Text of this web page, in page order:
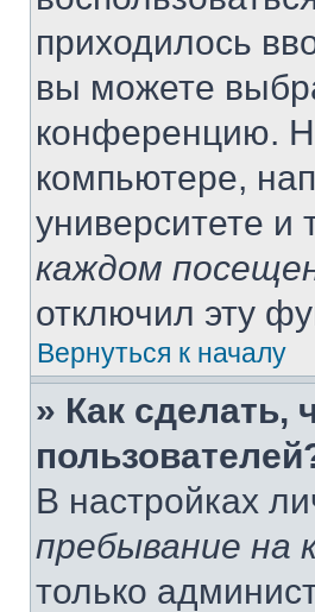
приходилось
вы можете
конференцию.
компьютере,
университете и
каждом
отключил эту
Вернуться к началу
» Как сделать,
В настройках
пребывание на
только